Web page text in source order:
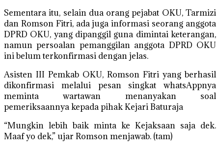
Sementara itu, selain dua orang pejabat OKU, Tarmizi
dan Romson Fitri, ada juga informasi seorang anggota
DPRD OKU, yang dipanggil guna dimintai keterangan,
namun persoalan pemanggilan anggota DPRD OKU
ini belum terkonfirmasi dengan jelas.
Asisten III Pemkab OKU, Romson Fitri yang berhasil
dikonfirmasi melalui pesan singkat whatsAppnya
meminta wartawan menanyakan soal
pemeriksaannya kepada pihak Kejari Baturaja
“Mungkin lebih baik minta ke Kejaksaan saja dek.
Maaf yo dek,” ujar Romson menjawab. (tam)